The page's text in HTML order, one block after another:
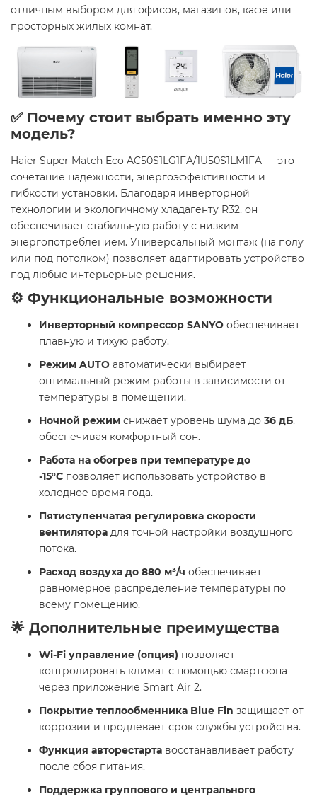
отличным выбором для офисов, магазинов, кафе или
просторных жилых комнат.
✅ Почему стоит выбрать именно эту
модель?
Haier Super Match Eco AC50S1LG1FA/1U50S1LM1FA — это
сочетание надежности, энергоэффективности и
гибкости установки. Благодаря инверторной
технологии и экологичному хладагенту R32, он
обеспечивает стабильную работу с низким
энергопотреблением. Универсальный монтаж (на полу
или под потолком) позволяет адаптировать устройство
под любые интерьерные решения.
⚙️ Функциональные возможности
Инверторный компрессор SANYO обеспечивает
плавную и тихую работу.
Режим AUTO автоматически выбирает
оптимальный режим работы в зависимости от
температуры в помещении.
Ночной режим снижает уровень шума до 36 дБ,
обеспечивая комфортный сон.
Работа на обогрев при температуре до
-15°C позволяет использовать устройство в
холодное время года.
Пятиступенчатая регулировка скорости
вентилятора для точной настройки воздушного
потока.
Расход воздуха до 880 м³/ч обеспечивает
равномерное распределение температуры по
всему помещению.
🌟 Дополнительные преимущества
Wi-Fi управление (опция) позволяет
контролировать климат с помощью смартфона
через приложение Smart Air 2.
Покрытие теплообменника Blue Fin защищает от
коррозии и продлевает срок службы устройства.
Функция авторестарта восстанавливает работу
после сбоя питания.
Поддержка группового и центрального